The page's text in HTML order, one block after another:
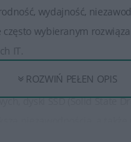
wydajność,
często wybieranym
IT.
w tym dyski
dyski SSD (Solid State
niezawodnością, a
ROZWIŃ PEŁEN OPIS